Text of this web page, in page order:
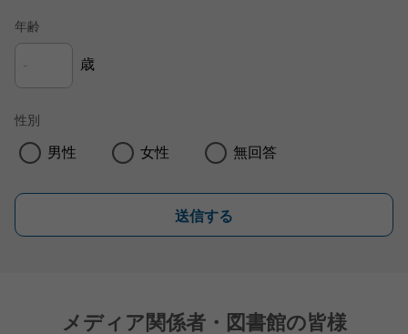
年齢
歳
性別
男性 女性 無回答
送信する
メディア関係者・図書館の皆様